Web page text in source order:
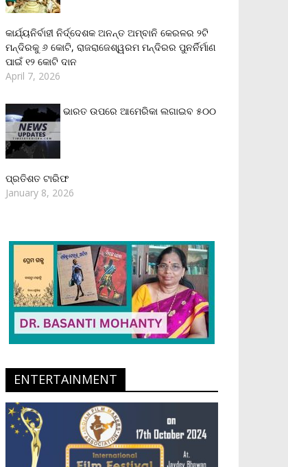
କାର୍ଯ୍ୟନିର୍ବାହୀ ନିର୍ଦ୍ଦେଶକ ଅନନ୍ତ ଅମ୍ବାନି କେରଳର ୨ଟି
ମନ୍ଦିରକୁ ୬ କୋଟି, ରାଜରାଜେଶ୍ୱରମ ମନ୍ଦିରର ପୁନର୍ନିର୍ମାଣ
ପାଇଁ ୧୨ କୋଟି ଦାନ
April 7, 2026
ଭାରତ ଉପରେ ଆମେରିକା ଲଗାଇବ ୫୦୦
ପ୍ରତିଶତ ଟାରିଫ
January 8, 2026
ENTERTAINMENT